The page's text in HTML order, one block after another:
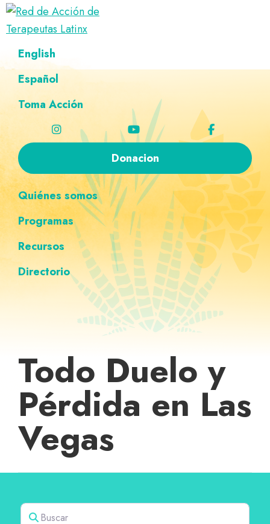
Saltar
navegación
principal
Ir
al
principal
Saltar
al
página
Saltar
navegación
personalizada
Red
de
Acción
de
Latinx
Directorio
terapeutas
Latinx
English
Español
Toma Acción
Donacion
Quiénes somos
Programas
Recursos
Directorio
Todo Duelo y
Pérdida en Las
Vegas
Buscar